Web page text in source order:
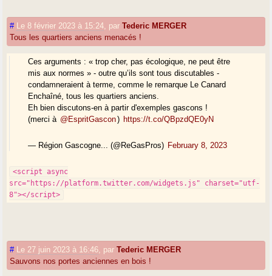
# Le 8 février 2023 à 15:24 parTederic MERGER
Tous les quartiers anciens menacés !
Ces arguments : « trop cher, pas écologique, ne peut être
mis aux normes » - outre qu’ils sont tous discutables -
condamneraient à terme, comme le remarque Le Canard
Enchaîné, tous les quartiers anciens.
Eh bien discutons-en à partir d'exemples gascons !
(merci à @EspritGascon) https://t.co/QBpzdQE0yN
— Région Gascogne... (@ReGasPros) February 8, 2023
<script async
src="https://platform.twitter.com/widgets.js" charset="utf-
8"></script>
# Le 27 juin 2023 à 16:46 parTederic MERGER
Sauvons nos portes anciennes en bois !